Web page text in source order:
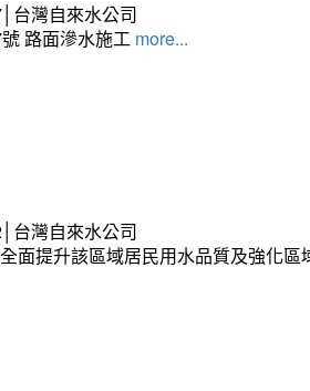
台灣自來水公司
路面滲水施工 more...
台灣自來水公司
面提升該區域居民用水品質及強化